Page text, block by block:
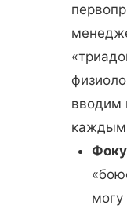
вводим
каждым
могу